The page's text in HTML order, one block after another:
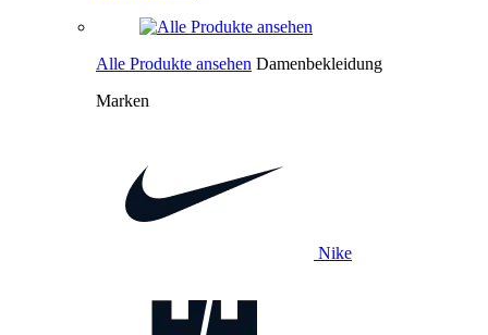
Alle Produkte ansehen Damenbekleidung
Marken
Nike